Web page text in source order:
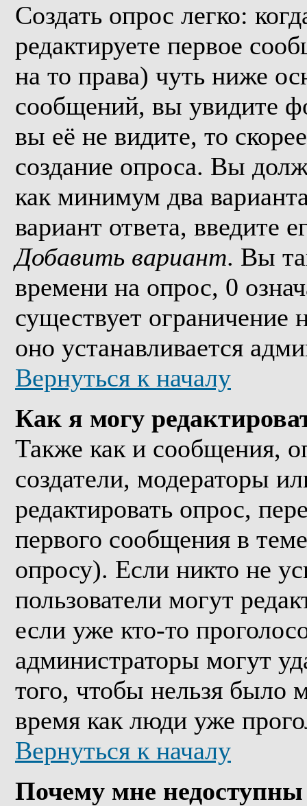
Создать опрос легко:
редактируете первое
на то права) чуть ниже
сообщений, вы увидите
вы её не видите, то
создание опроса. Вы
как минимум два
вариант ответа, введите
Добавить вариант. Вы
времени на опрос, 0
существует ограничение
оно устанавливается
Вернуться к началу
Как я могу
Также как и сообщения,
создатели, модераторы
редактировать опрос,
первого сообщения в
опросу). Если никто не
пользователи могут
если уже кто-то
администраторы могут
того, чтобы нельзя было
время как люди уже
Вернуться к началу
Почему мне